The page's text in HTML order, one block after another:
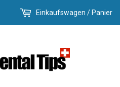
Einkaufswagen / Panier